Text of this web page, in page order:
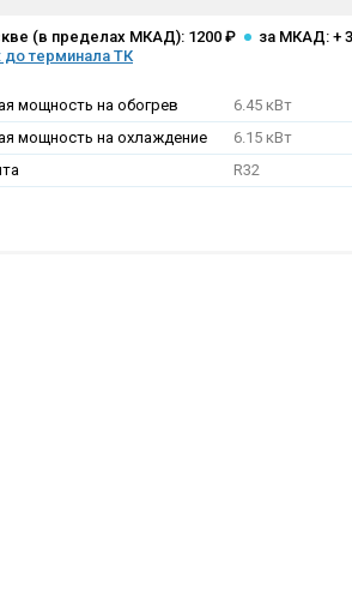
(в пределах МКАД): 1200 ₽
за МКАД: +
до терминала ТК
мощность на обогрев
6.45 кВт
мощность на охлаждение
6.15 кВт
R32